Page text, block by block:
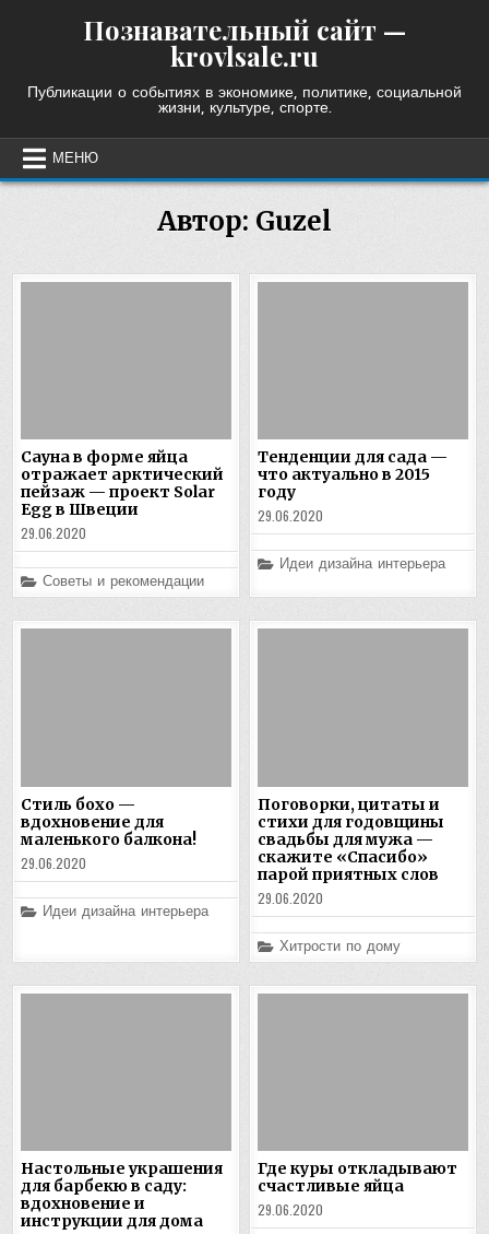
Познавательный сайт —
krovlsale.ru
Публикации о событиях в экономике, политике, социальной
жизни, культуре, спорте.
МЕНЮ
Автор: Guzel
Сауна в форме яйца
отражает арктический
пейзаж — проект Solar
Egg в Швеции
29.06.2020
Posted
in
Советы и рекомендации
Тенденции для сада —
что актуально в 2015
году
29.06.2020
Posted
in
Идеи дизайна интерьера
Стиль бохо —
вдохновение для
маленького балкона!
29.06.2020
Posted
in
Идеи дизайна интерьера
Поговорки, цитаты и
стихи для годовщины
свадьбы для мужа —
скажите «Спасибо»
парой приятных слов
29.06.2020
Posted
in
Хитрости по дому
Настольные украшения
для барбекю в саду:
вдохновение и
инструкции для дома
Где куры откладывают
счастливые яйца
29.06.2020